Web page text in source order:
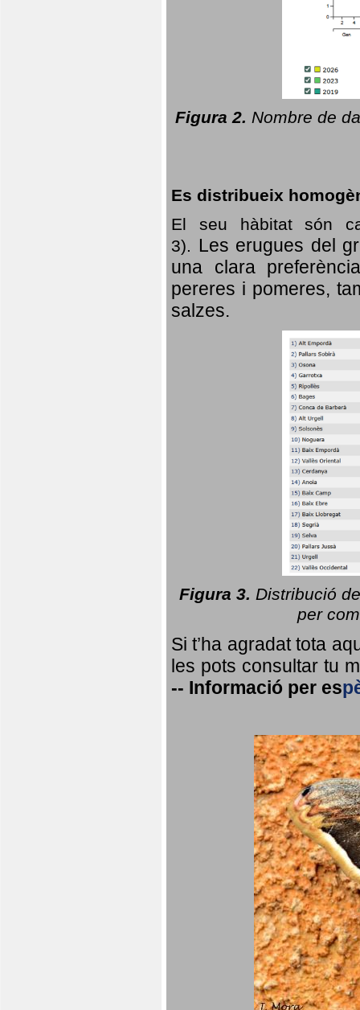
Figura 2. Nombre de
Es distribueix
El seu hàbitat són
3). Les erugues del
una clara
pereres i pomeres,
salzes.
Figura 3. Distribució
per
Si t’ha agradat tota
les pots consultar tu
-- Informació per es